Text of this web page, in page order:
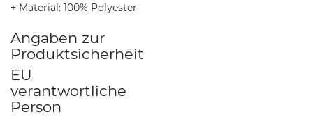
+ Material: 100% Polyester
Angaben zur
Produktsicherheit
EU
verantwortliche
Person